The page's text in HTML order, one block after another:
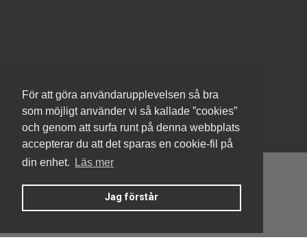
För att göra användarupplevelsen så bra
som möjligt använder vi så kallade ”cookies”
och genom att surfa runt på denna webbplats
accepterar du att det sparas en cookie-fil på
din enhet.
Läs mer
Jag förstår
Denna hemsida är byggd med Smart Brf ®